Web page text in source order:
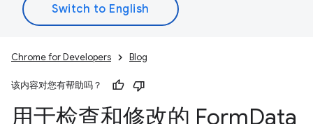
Chrome for Developers Blog
该内容对您有帮助吗？
用于检查和修改的 FormData